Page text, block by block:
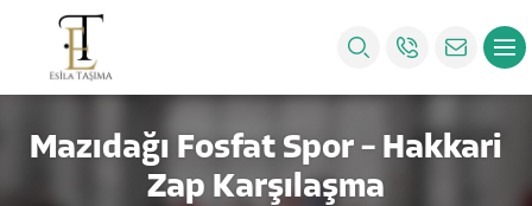
Mazıdağı Fosfat Spor – Hakkari
Zap Karşılaşma